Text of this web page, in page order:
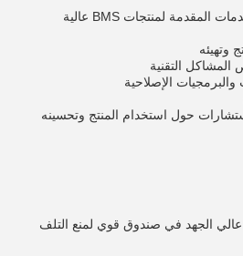
وتشمل الدعم التقني والخدمات المقدمة لمنتجات BMS عالية
وتهيئه
التقنية
الإصلاحية
حول استخدام المنتج وتحسينه
سيتم تعبئة منتج BMS عالي الجهد في صندوق قوي لمنع التلف